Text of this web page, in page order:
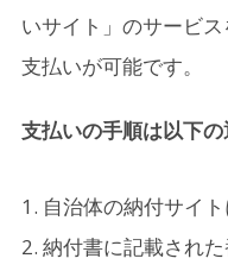
いサイト」のサービ
支払いが可能です。
支払いの手順は以下の
自治体の納付サイ
納付書に記載され